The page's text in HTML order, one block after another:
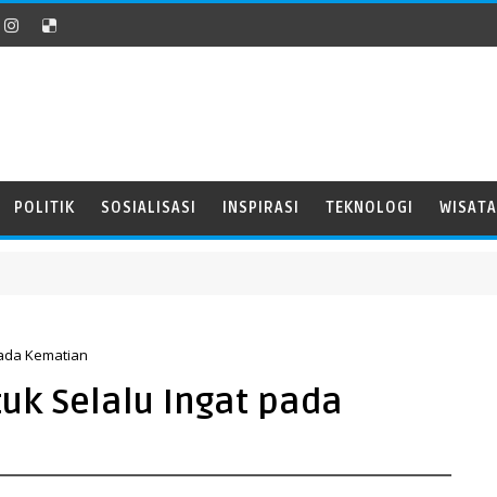
POLITIK SOSIALISASI INSPIRASI TEKNOLOGI WISATA
Kematian
Selalu Ingat pada